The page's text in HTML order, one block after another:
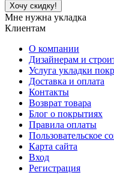
Хочу скидку!
Мне нужна укладка
Клиентам
О компании
Дизайнерам и
Услуга укладки
Доставка и оплата
Контакты
Возврат товара
Блог о покрытиях
Правила оплаты
Пользовательское
Карта сайта
Вход
Регистрация